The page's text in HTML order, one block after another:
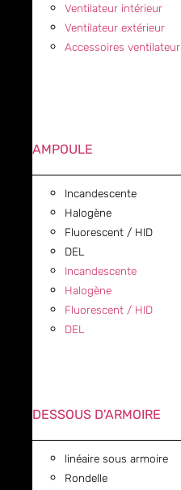
Ventilateur intérieur
Ventilateur extérieur
Accessoires ventilateur
AMPOULE
Incandescente
Halogène
Fluorescent / HID
DEL
Incandescente
Halogène
Fluorescent / HID
DEL
DESSOUS D'ARMOIRE
linéaire sous armoire
Rondelle